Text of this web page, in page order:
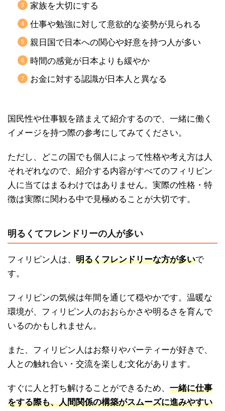
家族を大切にする
仕事や勉強に対して意欲的な姿勢が見られる
親日国で日本への関心や好意を持つ人が多い
時間の感覚が日本よりも緩やか
お金に対する認識が日本人と異なる
国民性や仕事観を踏まえて紹介するので、一緒に働く
イメージを持つ際の参考にしてみてください。
ただし、どこの国でも個人によって性格や考え方は人
それぞれなので、紹介する内容がすべてのフィリピン
人に当てはまるわけではありません。実際の性格・特
徴は実際に関わる中で見極めることが大切です。
明るくてフレンドリーの人が多い
フィリピン人は、 明るくフレンドリーな方が多いで
す。
フィリピンの気候は年間を通じて穏やかです。温暖な
環境が、フィリピン人のおおらかさや明るさを育んで
いるのかもしれません。
また、フィリピン人はお祭りやパーティーが好きで、
人との触れ合い・交流を楽しむ文化があります。
すぐに人と打ち解けることができるため、 一緒に仕事
をする際も、人間関係の構築がスムーズに進みやすい